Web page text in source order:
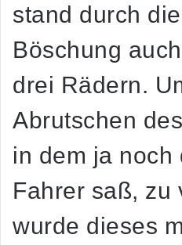
stand durch
Böschung
drei Rädern.
Abrutschen
in dem ja noch
Fahrer saß, zu
wurde dieses